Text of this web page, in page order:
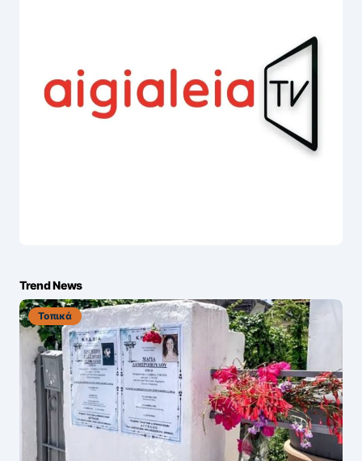
Trend News
Τοπικά